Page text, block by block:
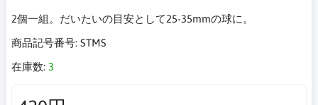
2個一組。だいたいの目安として25-35mmの球に。
商品記号番号: STMS
在庫数: 3